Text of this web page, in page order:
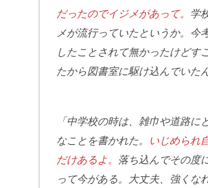
だったのでイジメがあって。 学
メが流行っていたというか。今
したことされて無かったけどす
たから図書室に駆け込んでいた
「中学校の時は、雑巾や道路に
なことを書かれた。
いじめられ
だけあるよ。 落ち込んでその度
って今がある。大丈夫、強くな